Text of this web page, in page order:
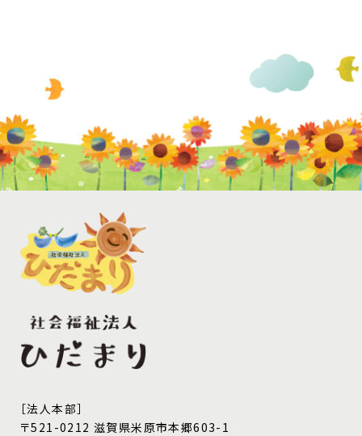
［法人本部］
〒521-0212 滋賀県米原市本郷603-1